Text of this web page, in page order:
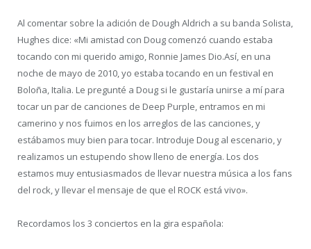
Al comentar sobre la adición de Dough Aldrich a su banda Solista,
Hughes dice: «Mi amistad con Doug comenzó cuando estaba
tocando con mi querido amigo, Ronnie James Dio.Así, en una
noche de mayo de 2010, yo estaba tocando en un festival en
Boloña, Italia. Le pregunté a Doug si le gustaría unirse a mí para
tocar un par de canciones de Deep Purple, entramos en mi
camerino y nos fuimos en los arreglos de las canciones, y
estábamos muy bien para tocar. Introduje Doug al escenario, y
realizamos un estupendo show lleno de energía. Los dos
estamos muy entusiasmados de llevar nuestra música a los fans
del rock, y llevar el mensaje de que el ROCK está vivo».
Recordamos los 3 conciertos en la gira española: